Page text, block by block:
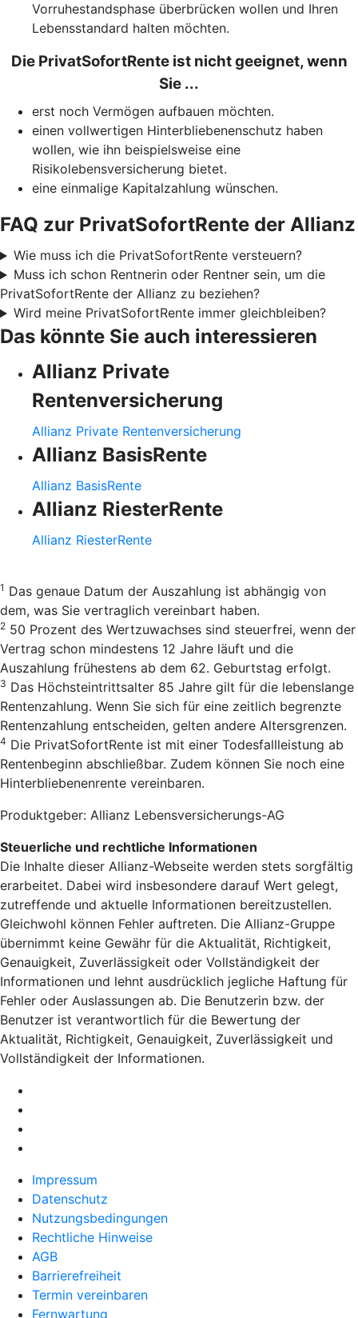
Vorruhestandsphase überbrücken wollen und Ihren
Lebensstandard halten möchten.
Die PrivatSofortRente ist nicht geeignet, wenn
Sie ...
erst noch Vermögen aufbauen möchten.
einen vollwertigen Hinterbliebenenschutz haben
wollen, wie ihn beispielsweise eine
Risikolebensversicherung bietet.
eine einmalige Kapitalzahlung wünschen.
FAQ zur PrivatSofortRente der Allianz
Wie muss ich die PrivatSofortRente versteuern?
Muss ich schon Rentnerin oder Rentner sein, um die
PrivatSofortRente der Allianz zu beziehen?
Wird meine PrivatSofortRente immer gleichbleiben?
Das könnte Sie auch interessieren
Allianz Private
Rentenversicherung
Allianz Private Rentenversicherung
Allianz BasisRente
Allianz BasisRente
Allianz RiesterRente
Allianz RiesterRente
1 Das genaue Datum der Auszahlung ist abhängig von
dem, was Sie vertraglich vereinbart haben.
2 50 Prozent des Wertzuwachses sind steuerfrei, wenn der
Vertrag schon mindestens 12 Jahre läuft und die
Auszahlung frühestens ab dem 62. Geburtstag erfolgt.
3 Das Höchsteintrittsalter 85 Jahre gilt für die lebenslange
Rentenzahlung. Wenn Sie sich für eine zeitlich begrenzte
Rentenzahlung entscheiden, gelten andere Altersgrenzen.
4 Die PrivatSofortRente ist mit einer Todesfallleistung ab
Rentenbeginn abschließbar. Zudem können Sie noch eine
Hinterbliebenenrente vereinbaren.
Produktgeber: Allianz Lebensversicherungs-AG
Steuerliche und rechtliche Informationen
Die Inhalte dieser Allianz-Webseite werden stets sorgfältig
erarbeitet. Dabei wird insbesondere darauf Wert gelegt,
zutreffende und aktuelle Informationen bereitzustellen.
Gleichwohl können Fehler auftreten. Die Allianz-Gruppe
übernimmt keine Gewähr für die Aktualität, Richtigkeit,
Genauigkeit, Zuverlässigkeit oder Vollständigkeit der
Informationen und lehnt ausdrücklich jegliche Haftung für
Fehler oder Auslassungen ab. Die Benutzerin bzw. der
Benutzer ist verantwortlich für die Bewertung der
Aktualität, Richtigkeit, Genauigkeit, Zuverlässigkeit und
Vollständigkeit der Informationen.
Impressum
Datenschutz
Nutzungsbedingungen
Rechtliche Hinweise
AGB
Barrierefreiheit
Termin vereinbaren
Fernwartung